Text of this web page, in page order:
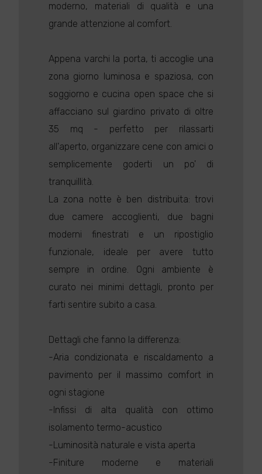
moderno, materiali di qualità e una
grande attenzione al comfort.
Appena varchi la porta, ti accoglie una
zona giorno luminosa e spaziosa, con
soggiorno e cucina open space che si
affacciano sul giardino privato di oltre
35 mq - perfetto per rilassarti
all'aperto, organizzare cene con amici o
semplicemente goderti un po' di
tranquillità.
La zona notte è ben distribuita: trovi
due camere accoglienti, due bagni
moderni finestrati e un ripostiglio
funzionale, ideale per avere tutto
sempre in ordine. Ogni ambiente è
curato nei minimi dettagli, pronto per
farti sentire subito a casa.
Dettagli che fanno la differenza:
-Aria condizionata e riscaldamento a
pavimento per il massimo comfort in
ogni stagione
-Infissi di alta qualità con ottimo
isolamento termo-acustico
-Luminosità naturale e vista aperta
-Finiture moderne e materiali